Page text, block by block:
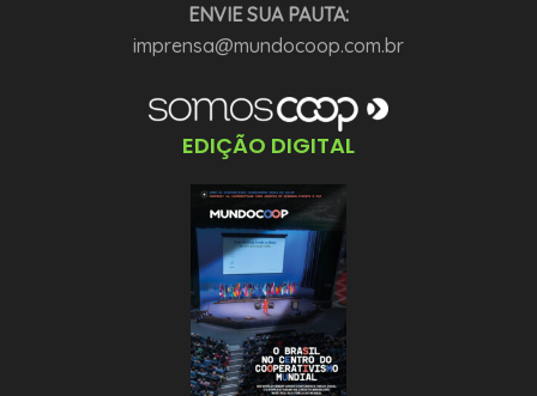
ENVIE SUA PAUTA:
imprensa@mundocoop.com.br
EDIÇÃO DIGITAL